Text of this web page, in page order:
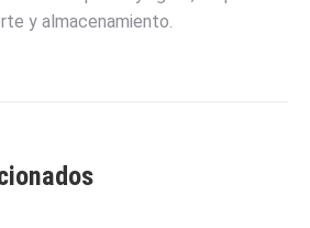
y almacenamiento.